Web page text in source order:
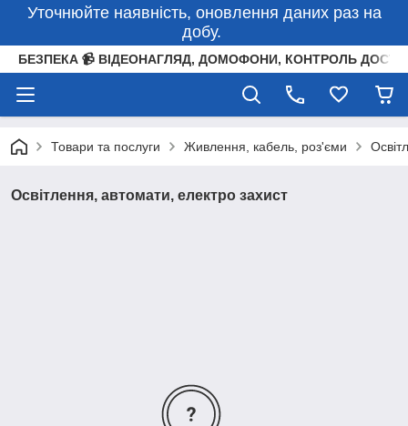
Уточнюйте наявність, оновлення даних раз на
добу.
БЕЗПЕКА 📹 ВІДЕОНАГЛЯД, ДОМОФОНИ, КОНТРОЛЬ
Товари та послуги Живлення, кабель, роз'єми
Освітлення, автомати, електро захист